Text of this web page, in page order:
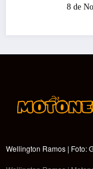
8 de Novembro,
Wellington Ramos | Foto: